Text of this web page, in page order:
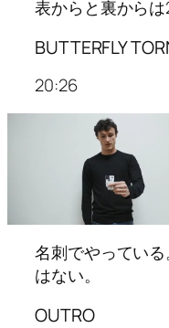
表からと裏からは
BUTTERFLY
20:26
名刺でやってい
はない。
OUTRO